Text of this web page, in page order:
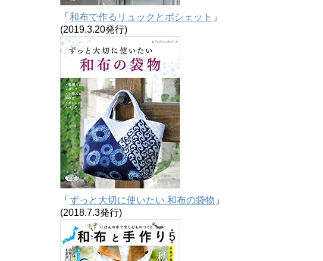
「 和布で作るリュックとポシェット 」
(2019.3.20発行)
「 ずっと大切に使いたい 和布の袋物 」
(2018.7.3発行)